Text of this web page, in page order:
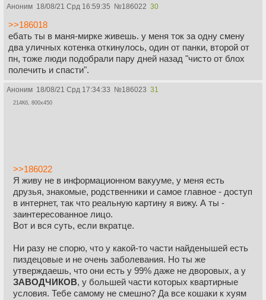
Аноним 18/08/21 Срд 16:59:35 №186022 30
>>186018
ебать ты в маня-мирке живешь. у меня ток за одну смену
два уличных котенка откинулось, один от панки, второй от
пн, тоже люди подобрали пару дней назад "чисто от блох
полечить и спасти".
Аноним 18/08/21 Срд 17:34:33 №186023 31
214Кб, 800x450
>>186022
Я живу не в информационном вакууме, у меня есть
друзья, знакомые, родственники и самое главное - доступ
в интернет, так что реальную картину я вижу. А ты -
заинтересованное лицо.
Вот и вся суть, если вкратце.
Ни разу не спорю, что у какой-то части найденышей есть
пиздецовые и не очень заболевания. Но ты же
утверждаешь, что они есть у 99% даже не дворовых, а у
ЗАВОДЧИКОВ, у большей части которых квартирные
условия. Тебе самому не смешно? Да все кошаки к хуям